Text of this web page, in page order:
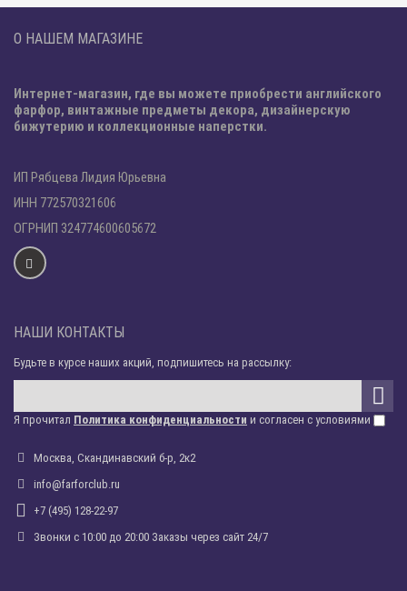
О НАШЕМ МАГАЗИНЕ
Интернет-магазин, где вы можете приобрести английского
фарфор, винтажные предметы декора, дизайнерскую
бижутерию и коллекционные наперстки.
ИП Рябцева Лидия Юрьевна
ИНН 772570321606
ОГРНИП 324774600605672
НАШИ КОНТАКТЫ
Будьте в курсе наших акций, подпишитесь на рассылку:
Я прочитал Политика конфиденциальности и согласен с условиями
Москва, Скандинавский б-р, 2к2
info@farforclub.ru
+7 (495) 128-22-97
Звонки c 10:00 до 20:00 Заказы через сайт 24/7